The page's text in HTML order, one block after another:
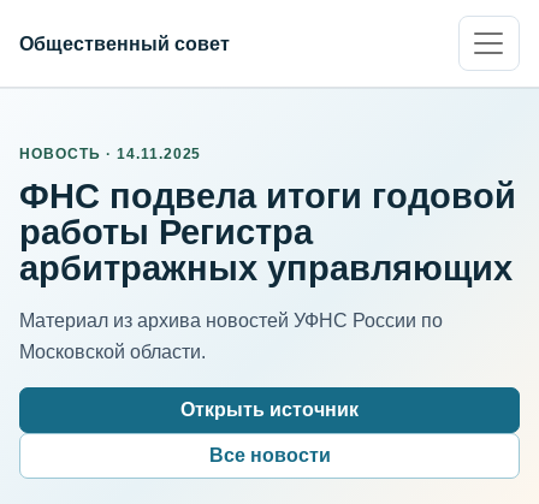
Общественный совет
НОВОСТЬ · 14.11.2025
ФНС подвела итоги годовой
работы Регистра
арбитражных управляющих
Материал из архива новостей УФНС России по
Московской области.
Открыть источник
Все новости